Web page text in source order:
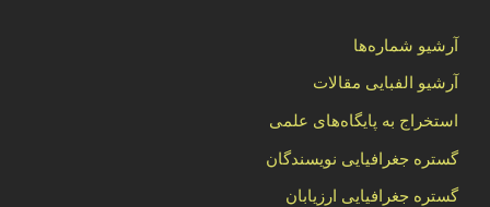
آرشیو شماره‌ها
آرشیو الفبایی مقالات
استخراج به پایگاه‌های علمی
گستره جغرافیایی نویسندگان
گستره جغرافیایی ارزیابان